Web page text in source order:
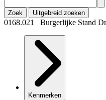
Zoek Uitgebreid zoeken
0168.021 Burgerlijke Stand
Kenmerken